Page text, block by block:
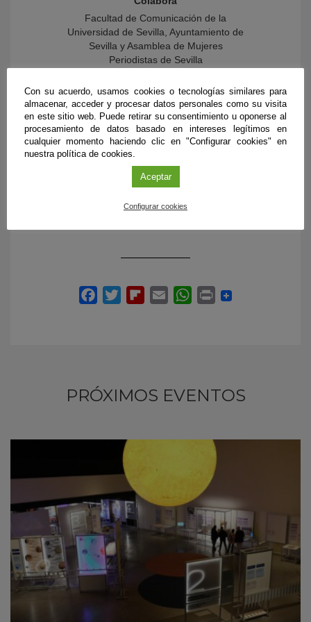
Facultad de Comunicación de la
Universidad de Sevilla, Ayuntamiento de
Sevilla y Asamblea de Mujeres
Periodistas de Sevilla
Centro
Facultad de Comunicación de la
Universidad de Sevilla
Inscripción
cursoviolencias2018@gmail.com
Programa del curso ‘Violencias,
PRÓXIMOS EVENTOS
Con su acuerdo, usamos cookies o tecnologías similares para
almacenar, acceder y procesar datos personales como su visita
en este sitio web. Puede retirar su consentimiento u oponerse al
procesamiento de datos basado en intereses legítimos en
cualquier momento haciendo clic en "Configurar cookies" en
nuestra política de cookies.
Aceptar
Configurar cookies